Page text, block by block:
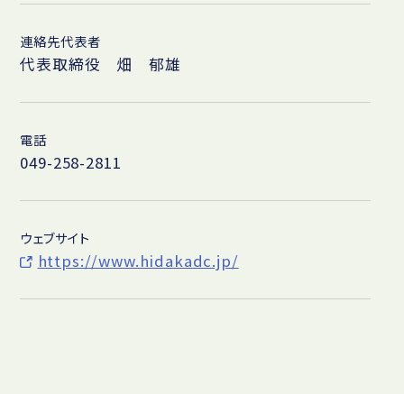
連絡先代表者
代表取締役 畑 郁雄
電話
049-258-2811
ウェブサイト
https://www.hidakadc.jp/